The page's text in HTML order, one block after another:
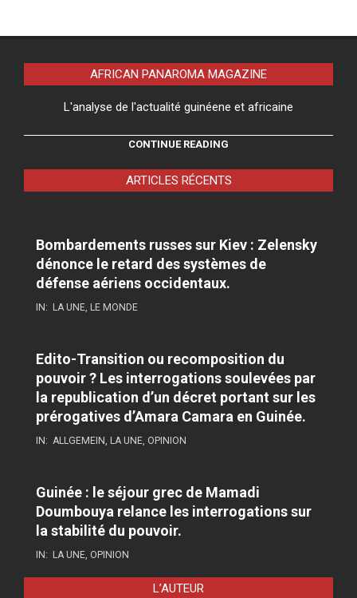
AFRICAN PANAROMA MAGAZINE
L'analyse de l'actualité guinéene et africaine
CONTINUE READING
ARTICLES RÉCENTS
Bombardements russes sur Kiev : Zelensky
dénonce le retard des systèmes de
défense aériens occidentaux.
IN: LA UNE, LE MONDE
Edito-Transition ou recomposition du
pouvoir ? Les interrogations soulevées par
la republication d’un décret portant sur les
prérogatives d’Amara Camara en Guinée.
IN: ALLGEMEIN, LA UNE, OPINION
Guinée : le séjour grec de Mamadi
Doumbouya relance les interrogations sur
la stabilité du pouvoir.
IN: LA UNE, OPINION
L’AUTEUR